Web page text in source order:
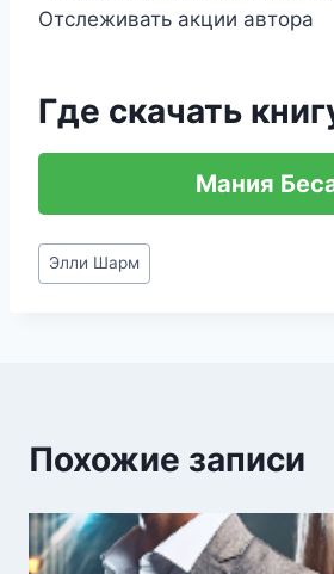
Отслеживать акции автора
Где скачать
Мания
Метки
записи:
Элли Шарм
Похожие записи